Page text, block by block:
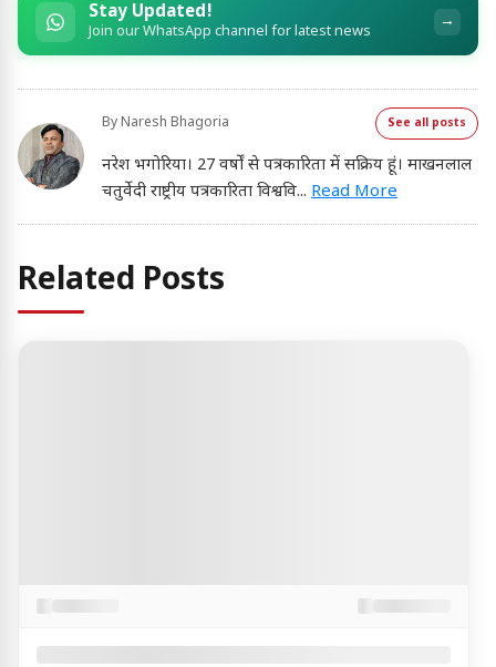
Stay Updated!
Join our WhatsApp channel for latest news →
By Naresh Bhagoria See all posts
नरेश भगोरिया। 27 वर्षों से पत्रकारिता में सक्रिय हूं। माखनलाल
चतुर्वेदी राष्ट्रीय पत्रकारिता विश्ववि... Read More
Related Posts